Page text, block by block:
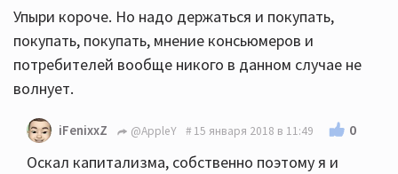
Упыри короче. Но надо держаться и покупать,
покупать, покупать, мнение консьюмеров и
потребителей вообще никого в данном случае не
волнует.
iFenixxZ @AppleY 15 января 2018 в 11:49 0
Оскал капитализма, собственно поэтому я и